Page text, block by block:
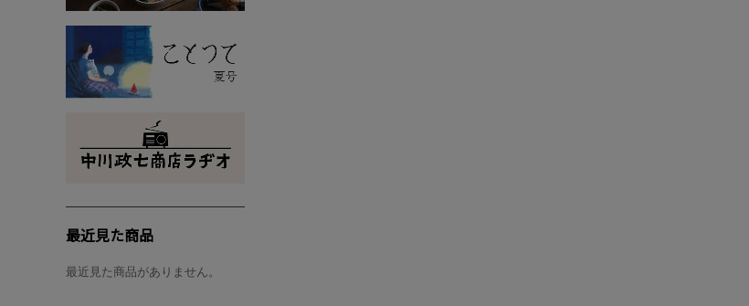
最近見た商品
最近見た商品がありません。